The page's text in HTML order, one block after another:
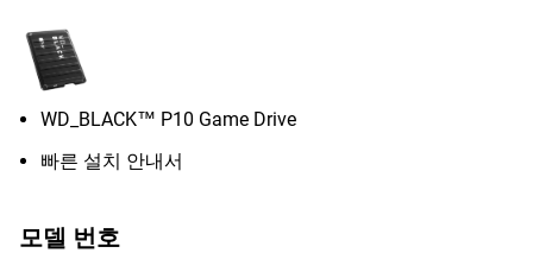
WD_BLACK™ P10 Game Drive
빠른 설치 안내서
모델 번호